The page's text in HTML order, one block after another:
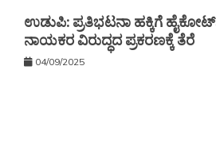
ಉಡುಪಿ: ಪ್ರತಿಭಟನಾ ಹಕ್ಕಿಗೆ
ನಾಯಕರ ವಿರುದ್ಧದ ಪ್ರಕರಣಕ್ಕೆ ತೆರೆ
04/09/2025